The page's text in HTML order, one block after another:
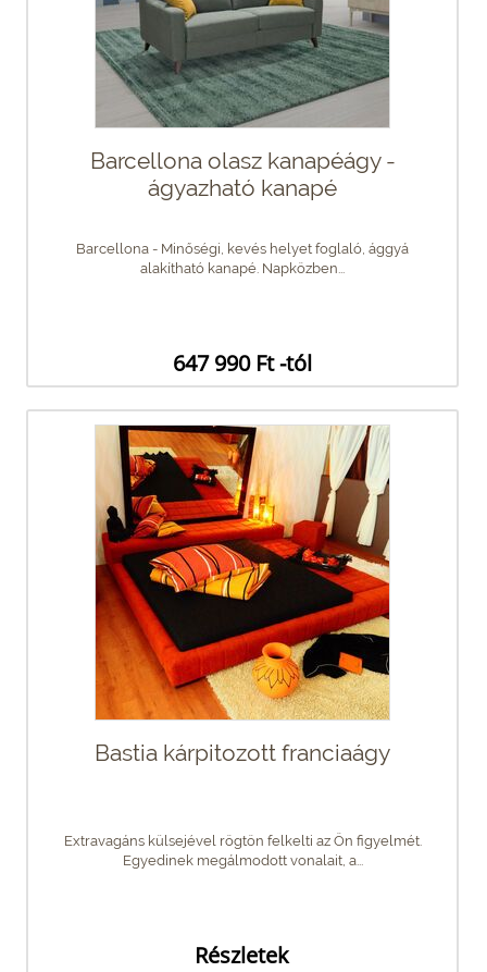
Barcellona olasz kanapéágy -
ágyazható kanapé
Barcellona - Minőségi, kevés helyet foglaló, ággyá
alakítható kanapé. Napközben...
647 990 Ft -tól
Bastia kárpitozott franciaágy
Extravagáns külsejével rögtön felkelti az Ön figyelmét.
Egyedinek megálmodott vonalait, a...
Részletek